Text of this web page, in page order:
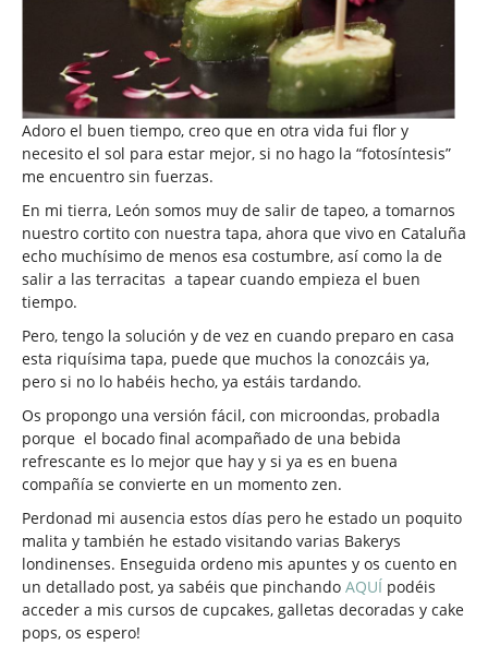
Adoro el buen tiempo, creo que en otra vida fui flor y
necesito el sol para estar mejor, si no hago la “fotosíntesis”
me encuentro sin fuerzas.
En mi tierra, León somos muy de salir de tapeo, a tomarnos
nuestro cortito con nuestra tapa, ahora que vivo en Cataluña
echo muchísimo de menos esa costumbre, así como la de
salir a las terracitas a tapear cuando empieza el buen
tiempo.
Pero, tengo la solución y de vez en cuando preparo en casa
esta riquísima tapa, puede que muchos la conozcáis ya,
pero si no lo habéis hecho, ya estáis tardando.
Os propongo una versión fácil, con microondas, probadla
porque el bocado final acompañado de una bebida
refrescante es lo mejor que hay y si ya es en buena
compañía se convierte en un momento zen.
Perdonad mi ausencia estos días pero he estado un poquito
malita y también he estado visitando varias Bakerys
londinenses. Enseguida ordeno mis apuntes y os cuento en
un detallado post, ya sabéis que pinchando AQUÍ podéis
acceder a mis cursos de cupcakes, galletas decoradas y cake
pops, os espero!